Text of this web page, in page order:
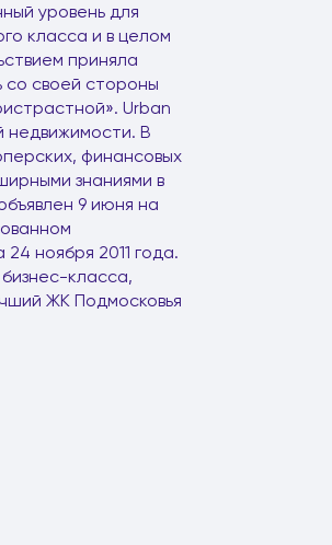
уровень для
класса и в целом
приняла
со своей стороны
Urban
недвижимости. В
финансовых
знаниями в
9 июня на
ноября 2011 года.
класса,
ЖК Подмосковья